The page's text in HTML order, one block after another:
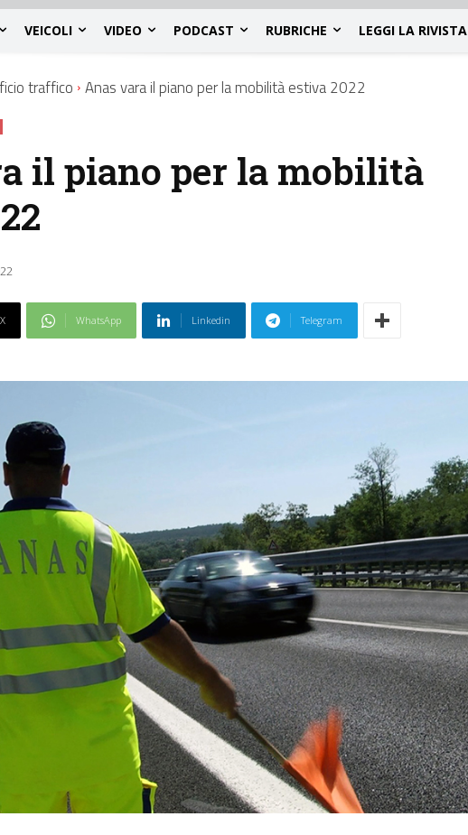
VEICOLI VIDEO PODCAST RUBRICHE LEGGI LA RIVISTA
traffico Anas vara il piano per la mobilità estiva 2022
il piano per la mobilità
X WhatsApp Linkedin Telegram